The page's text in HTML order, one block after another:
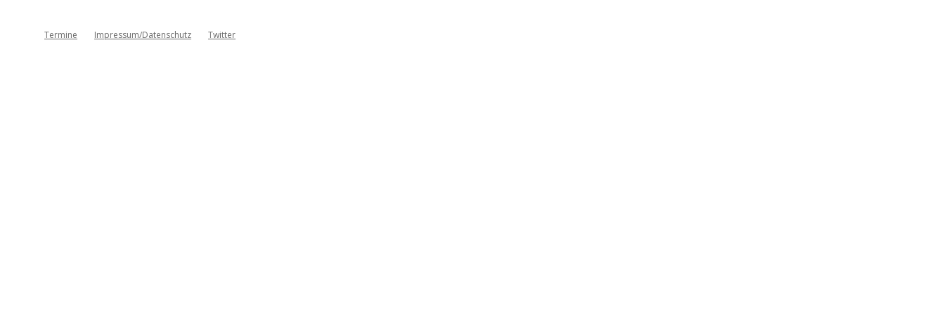
Termine Impressum/Datenschutz Twitter